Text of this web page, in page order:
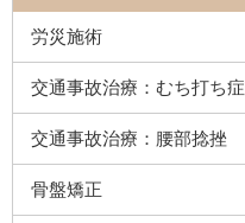
労災施術
交通事故治療：むち打ち症
交通事故治療：腰部捻挫
骨盤矯正